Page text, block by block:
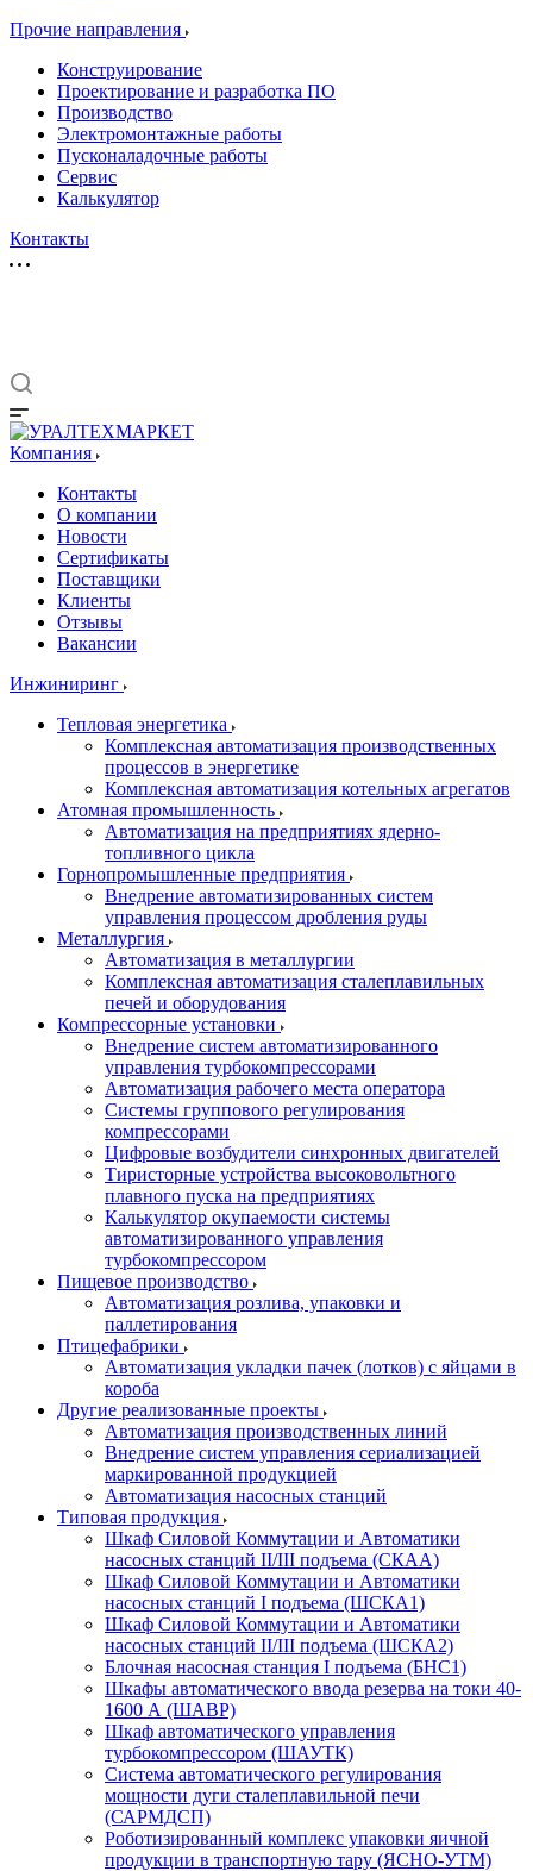
Прочие направления
Конструирование
Проектирование и разработка ПО
Производство
Электромонтажные работы
Пусконаладочные работы
Сервис
Калькулятор
Контакты
Компания
Контакты
О компании
Новости
Сертификаты
Поставщики
Клиенты
Отзывы
Вакансии
Инжиниринг
Тепловая энергетика
Комплексная автоматизация производственных
процессов в энергетике
Комплексная автоматизация котельных агрегатов
Атомная промышленность
Автоматизация на предприятиях ядерно-
топливного цикла
Горнопромышленные предприятия
Внедрение автоматизированных систем
управления процессом дробления руды
Металлургия
Автоматизация в металлургии
Комплексная автоматизация сталеплавильных
печей и оборудования
Компрессорные установки
Внедрение систем автоматизированного
управления турбокомпрессорами
Автоматизация рабочего места оператора
Системы группового регулирования
компрессорами
Цифровые возбудители синхронных двигателей
Тиристорные устройства высоковольтного
плавного пуска на предприятиях
Калькулятор окупаемости системы
автоматизированного управления
турбокомпрессором
Пищевое производство
Автоматизация розлива, упаковки и
паллетирования
Птицефабрики
Автоматизация укладки пачек (лотков) с яйцами в
короба
Другие реализованные проекты
Автоматизация производственных линий
Внедрение систем управления сериализацией
маркированной продукцией
Автоматизация насосных станций
Типовая продукция
Шкаф Силовой Коммутации и Автоматики
насосных станций II/III подъема (СКАА)
Шкаф Силовой Коммутации и Автоматики
насосных станций I подъема (ШСКА1)
Шкаф Силовой Коммутации и Автоматики
насосных станций II/III подъема (ШСКА2)
Блочная насосная станция I подъема (БНС1)
Шкафы автоматического ввода резерва на токи 40-
1600 А (ШАВР)
Шкаф автоматического управления
турбокомпрессором (ШАУТК)
Система автоматического регулирования
мощности дуги сталеплавильной печи
(САРМДСП)
Роботизированный комплекс упаковки яичной
продукции в транспортную тару (ЯСНО-УТМ)